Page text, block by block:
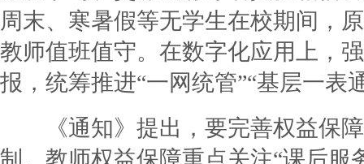
周末、寒暑假等无学生在校期间，
教师值班值守。在数字化应用上，
报，统筹推进“一网统管”“基层一表
《通知》提出，要完善权益保障
制。教师权益保障重点关注“课后服